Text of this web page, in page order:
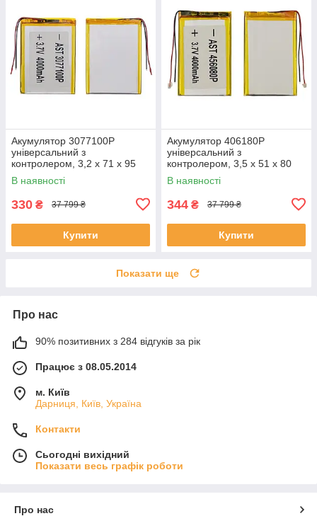
Акумулятор 3077100P
універсальний з
контролером, 3,2 х 71 х 95
мм (3000 mAh)/ для
смартфона, планшета
В наявності
330 ₴ 37 799 ₴
Купити
Акумулятор 406180P
універсальний з
контролером, 3,5 х 51 х 80
мм (1600 mAh)/ для
смартфона, планшета
В наявності
344 ₴ 37 799 ₴
Купити
Показати ще
Про нас
90% позитивних з 284 відгуків за рік
Працює з 08.05.2014
м. Київ
Дарниця, Київ, Україна
Контакти
Сьогодні вихідний
Показати весь графік роботи
Про нас